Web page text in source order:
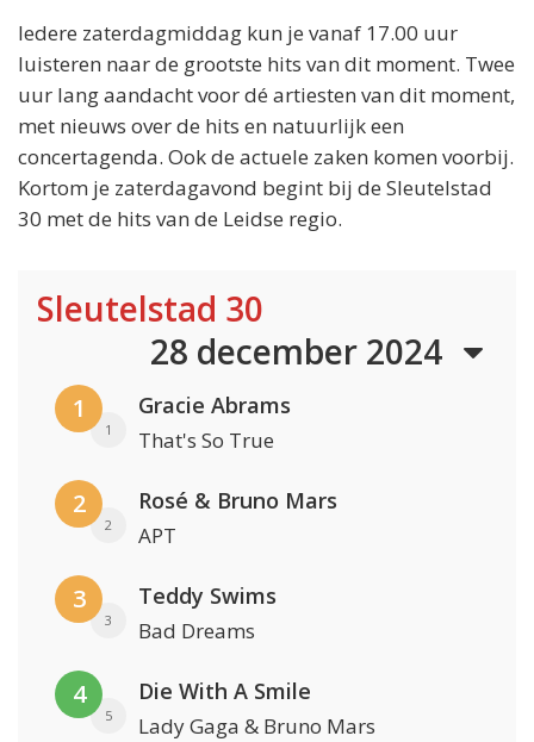
Iedere zaterdagmiddag kun je vanaf 17.00 uur
luisteren naar de grootste hits van dit moment. Twee
uur lang aandacht voor dé artiesten van dit moment,
met nieuws over de hits en natuurlijk een
concertagenda. Ook de actuele zaken komen voorbij.
Kortom je zaterdagavond begint bij de Sleutelstad
30 met de hits van de Leidse regio.
Sleutelstad 30
28 december 2024
1
1
Gracie Abrams
That's So True
2
2
Rosé & Bruno Mars
APT
3
3
Teddy Swims
Bad Dreams
4
5
Die With A Smile
Lady Gaga & Bruno Mars